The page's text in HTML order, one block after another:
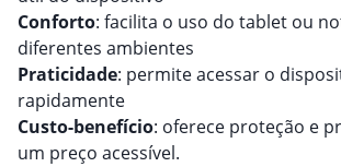
Conforto: facilita o uso do tablet ou
diferentes ambientes
Praticidade: permite acessar o
rapidamente
Custo-benefício: oferece proteção e
um preço acessível.